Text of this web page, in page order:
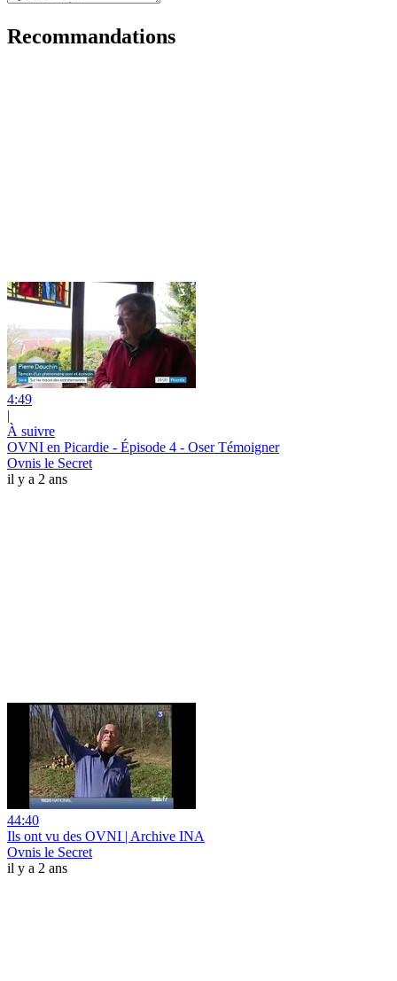
Recommandations
4:49
|
À suivre
OVNI en Picardie - Épisode 4 - Oser Témoigner
Ovnis le Secret
il y a 2 ans
44:40
Ils ont vu des OVNI | Archive INA
Ovnis le Secret
il y a 2 ans